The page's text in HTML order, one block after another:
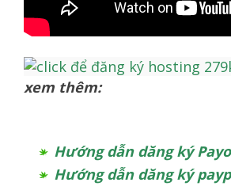
xem thêm:
Hướng dẫn dăng ký
Hướng dẫn dăng ký